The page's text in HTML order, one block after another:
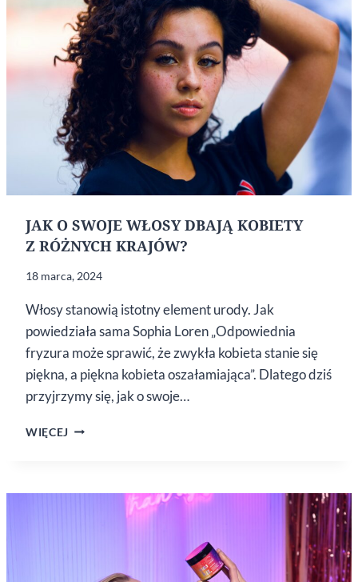
JAK O SWOJE WŁOSY DBAJĄ KOBIETY
Z RÓŻNYCH KRAJÓW?
18 marca, 2024
Włosy stanowią istotny element urody. Jak
powiedziała sama Sophia Loren „Odpowiednia
fryzura może sprawić, że zwykła kobieta stanie się
piękna, a piękna kobieta oszałamiająca”. Dlatego dziś
przyjrzymy się, jak o swoje…
WIĘCEJ JAK
KOBIETY
Z RÓŻNYCH